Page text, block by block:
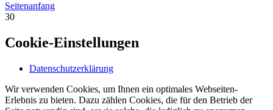
Seitenanfang
30
Cookie-Einstellungen
Datenschutzerklärung
Wir verwenden Cookies, um Ihnen ein optimales Webseiten-
Erlebnis zu bieten. Dazu zählen Cookies, die für den Betrieb der